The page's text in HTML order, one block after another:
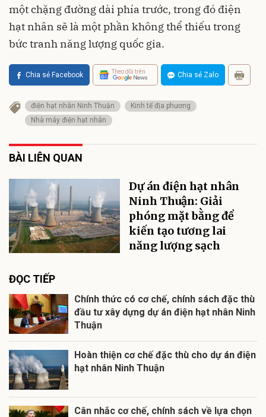
một chặng đường dài phía trước, trong đó điện
hạt nhân sẽ là một phần không thể thiếu trong
bức tranh năng lượng quốc gia.
Chia sẻ Facebook Theo dõi trên Chia sẻ Zalo
điện hạt nhân Ninh Thuận
Kinh tế địa phương
Nhà máy điện hạt nhân
BÀI LIÊN QUAN
Dự án điện hạt nhân
Ninh Thuận: Giải
phóng mặt bằng để
kiến tạo tương lai
năng lượng sạch
ĐỌC TIẾP
Chính thức có cơ chế, chính sách đặc thù
đầu tư xây dựng dự án điện hạt nhân Ninh
Thuận
Hoàn thiện cơ chế đặc thù cho dự án điện
hạt nhân Ninh Thuận
Cân nhắc cơ chế, chính sách về lựa chọn